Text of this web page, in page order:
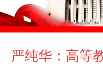
严纯华：高等